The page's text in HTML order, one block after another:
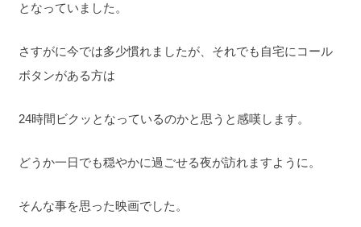
となっていました。
さすがに今では多少慣れましたが、それでも自宅にコール
ボタンがある方は
24時間ビクッとなっているのかと思うと感嘆します。
どうか一日でも穏やかに過ごせる夜が訪れますように。
そんな事を思った映画でした。